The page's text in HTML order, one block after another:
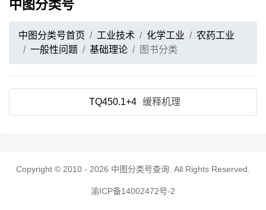
中图分类号
中图分类号首页 工业技术 化学工业
农药工业
一般性问题
基础理论 图书分类
TQ450.1+4 缓释机理
Copyright © 2010 - 2026 中图分类号查询 . All Rights Reserved.
渝ICP备14002472号-2